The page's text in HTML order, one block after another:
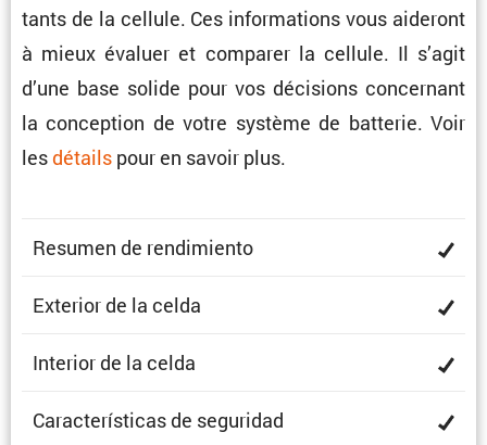
tants de la cellule. Ces infor­ma­tions vous aideront
à mieux évaluer et comparer la cellule. Il s’agit
d’une base solide pour vos décisions concer­nant
la concep­tion de votre système de batterie. Voir
lesdétails pour en savoir plus.
Resumen de rendimiento
Exterior de la celda
Interior de la celda
Carac­te­rís­ticas de seguridad